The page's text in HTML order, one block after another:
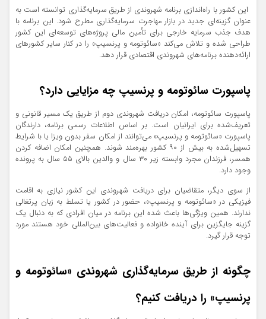
این کشور با راه‌اندازی برنامه شهروندی از طریق سرمایه‌گذاری توانسته است به
عنوان گزینه‌ای جدید در بازار مهاجرت سرمایه‌گذاری مطرح شود. این برنامه با
هدف جذب سرمایه خارجی برای تأمین مالی پروژه‌های توسعه‌ای این کشور
طراحی شده و تلاش می‌کند «سائوتومه و پرنسیپ» را در کنار سایر کشورهای
ارائه‌دهنده برنامه‌های شهروندی اقتصادی قرار دهد.
پاسپورت سائوتومه و پرنسیپ چه مزایایی دارد؟
پاسپورت سائوتومه، امکان دریافت شهروندی دوم از طریق یک مسیر قانونی و
تعریف‌شده برای ایرانیان است. بر اساس اطلاعات رسمی برنامه، دارندگان
پاسپورت «سائوتومه و پرنسیپ» می‌توانند از امکان سفر بدون ویزا یا با شرایط
تسهیل‌شده به بیش از ۹۰ کشور بهره‌مند شوند. همچنین امکان اضافه کردن
همسر، فرزندان مجرد وابسته زیر ۳۰ سال و والدین بالای ۵۵ سال به پرونده
وجود دارد.
از سوی دیگر، متقاضیان برای دریافت شهروندی این کشور نیازی به اقامت
فیزیکی در «سائوتومه و پرنسیپ»، حضور در کشور یا تسلط به زبان پرتغالی
ندارند. همین ویژگی‌ها باعث شده این برنامه در میان افرادی که به دنبال یک
گزینه جایگزین برای آینده خانواده و فعالیت‌های بین‌المللی خود هستند مورد
توجه قرار گیرد.
چگونه از طریق سرمایه‌گذاری شهروندی «سائوتومه و
پرنسیپ» را دریافت کنیم؟